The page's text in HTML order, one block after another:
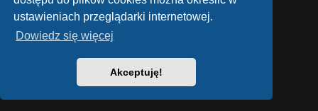
ustawieniach przeglądarki internetowej.
Dowiedz się więcej
Akceptuję!